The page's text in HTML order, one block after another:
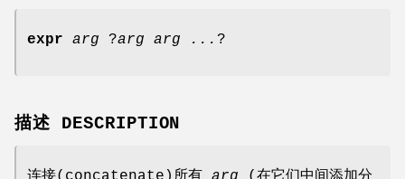
expr arg ?arg arg ... ?
描述 DESCRIPTION